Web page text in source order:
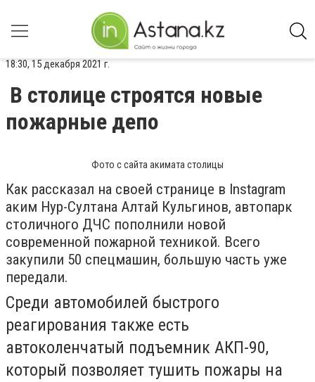
18:30, 15 декабря 2021 г.
В столице строятся новые
пожарные депо
Фото с сайта акимата столицы
Как рассказал на своей странице в Instagram
аким Нур-Султана Алтай Кульгинов, автопарк
столичного ДЧС пополнили новой
современной пожарной техникой. Всего
закупили 50 спецмашин, большую часть уже
передали.
Среди автомобилей быстрого
реагирования также есть
автоколенчатый подъемник АКП-90,
который позволяет тушить пожары на